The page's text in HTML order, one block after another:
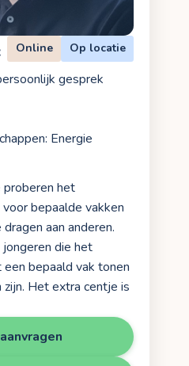
Online Op locatie
gesprek
Energie
proberen het
bepaalde vakken
aan anderen.
jongeren die het
bepaald vak tonen
Het extra centje is